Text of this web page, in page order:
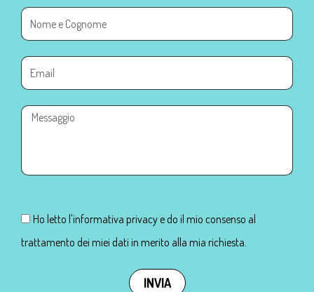
Ho letto l'informativa privacy e do il mio consenso al
trattamento dei miei dati in merito alla mia richiesta.
INVIA